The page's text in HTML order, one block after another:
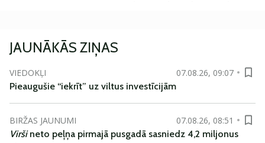
JAUNĀKĀS ZIŅAS
VIEDOKĻI
07.08.26, 09:07
Pieaugušie “iekrīt” uz viltus investīcijām
BIRŽAS JAUNUMI
07.08.26, 08:51
Viršineto peļņa pirmajā pusgadā sasniedz 4,2 miljonus